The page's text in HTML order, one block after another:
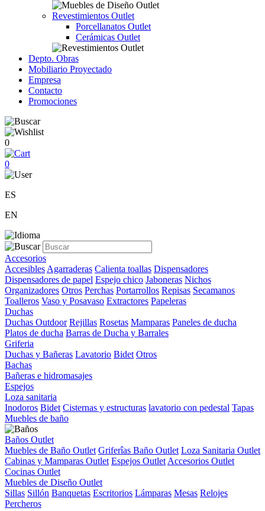
Revestimientos Outlet
Porcellanatos Outlet
Cerámicas Outlet
Depto. Obras
Mobiliario Proyectado
Empresa
Contacto
Promociones
0
0
ES
EN
Accesorios
Accesibles Agarraderas Calienta toallas Dispensadores
Dispensadores de papel Espejo chico Jaboneras Nichos
Organizadores Otros Perchas Portarrollos Repisas Secamanos
Toalleros Vaso y Posavaso Extractores Papeleras
Duchas
Duchas Outdoor Rejillas Rosetas Mamparas Paneles de ducha
Platos de ducha Barras de Ducha y Barrales
Griferia
Duchas y Bañeras Lavatorio Bidet Otros
Bachas
Bañeras e hidromasajes
Espejos
Loza sanitaria
Inodoros Bidet Cisternas y estructuras lavatorio con pedestal Tapas
Muebles de baño
Baños Outlet
Muebles de Baño Outlet Griferîas Baño Outlet Loza Sanitaria Outlet
Cabinas y Mamparas Outlet Espejos Outlet Accesorios Outlet
Cocinas Outlet
Muebles de Diseño Outlet
Sillas Sillón Banquetas Escritorios Lámparas Mesas Relojes
Percheros